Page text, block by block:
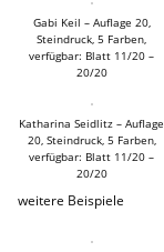
Gabi Keil – Auflage 20,
Steindruck, 5 Farben,
verfügbar: Blatt 11/20 –
20/20
Katharina Seidlitz – Auflage
20, Steindruck, 5 Farben,
verfügbar: Blatt 11/20 –
20/20
weitere Beispiele